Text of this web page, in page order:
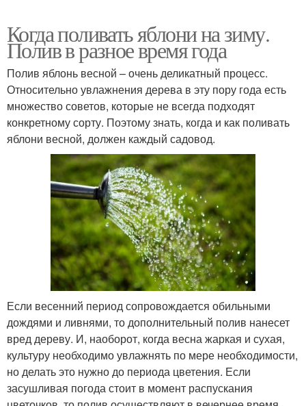
Когда поливать яблони на зиму.
Полив в разное время года
Полив яблонь весной – очень деликатный процесс.
Относительно увлажнения дерева в эту пору года есть
множество советов, которые не всегда подходят
конкретному сорту. Поэтому знать, когда и как поливать
яблони весной, должен каждый садовод.
Если весенний период сопровождается обильными
дождями и ливнями, то дополнительный полив нанесет
вред дереву. И, наоборот, когда весна жаркая и сухая,
культуру необходимо увлажнять по мере необходимости,
но делать это нужно до периода цветения. Если
засушливая погода стоит в момент распускания